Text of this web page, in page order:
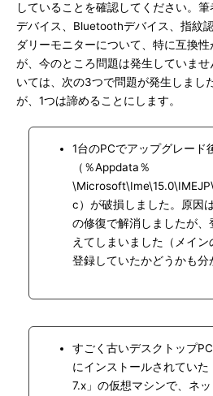
していることを確認してください。
デバイス、Bluetoothデバイス、指紋
ダリーモニターについて、特に互換
が、今のところ問題は発生していま
いては、次の3つで問題が発生しまし
が、1つは諦めることにします。
1台のPCでアップグレード
（％Appdata％
c）が破損しました。原因
の修復で解消しましたが
えてしまいました（メイン
登録していたかどうかも分
すごく古いデスクトップ
にインストールされてい
7.x」の仮想マシンで、ネ